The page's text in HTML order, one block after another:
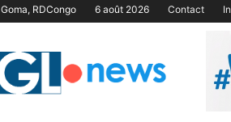
Goma, RDCongo 6 août 2026 Contact